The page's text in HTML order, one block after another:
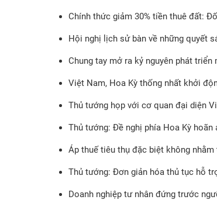
Chính thức giảm 30% tiền thuê đất:
Hội nghị lịch sử bàn về những quyết
Chung tay mở ra kỷ nguyên phát
Việt Nam, Hoa Kỳ thống nhất khởi
Thủ tướng họp với cơ quan đại diện
Thủ tướng: Đề nghị phía Hoa Kỳ
Áp thuế tiêu thụ đặc biệt không
Thủ tướng: Đơn giản hóa thủ tục hỗ
Doanh nghiệp tư nhân đứng trước